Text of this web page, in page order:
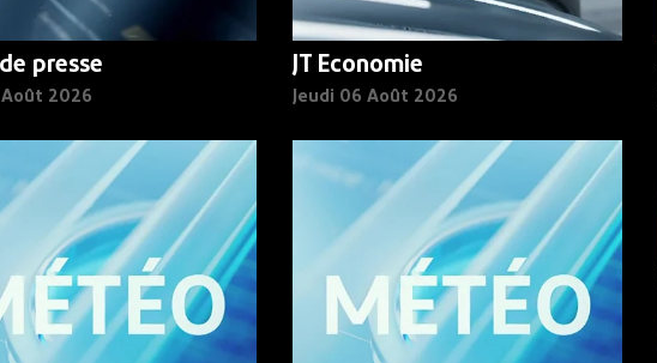
presse
2026
JT Economie
Jeudi 06 Août 2026